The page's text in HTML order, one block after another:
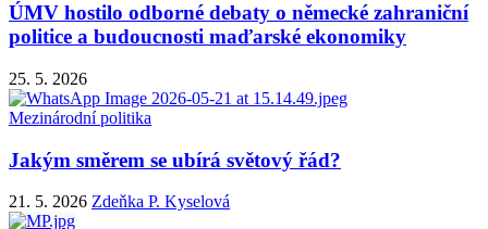
ÚMV hostilo odborné debaty o německé zahraniční
politice a budoucnosti maďarské ekonomiky
25. 5. 2026
Mezinárodní politika
Jakým směrem se ubírá světový řád?
21. 5. 2026 Zdeňka P. Kyselová